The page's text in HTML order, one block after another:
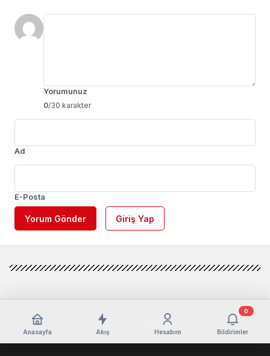
Yorumunuz
0/30 karakter
Ad
E-Posta
Yorum Gönder Giriş Yap
Anasayfa Akış Hesabım Bildirimler
0